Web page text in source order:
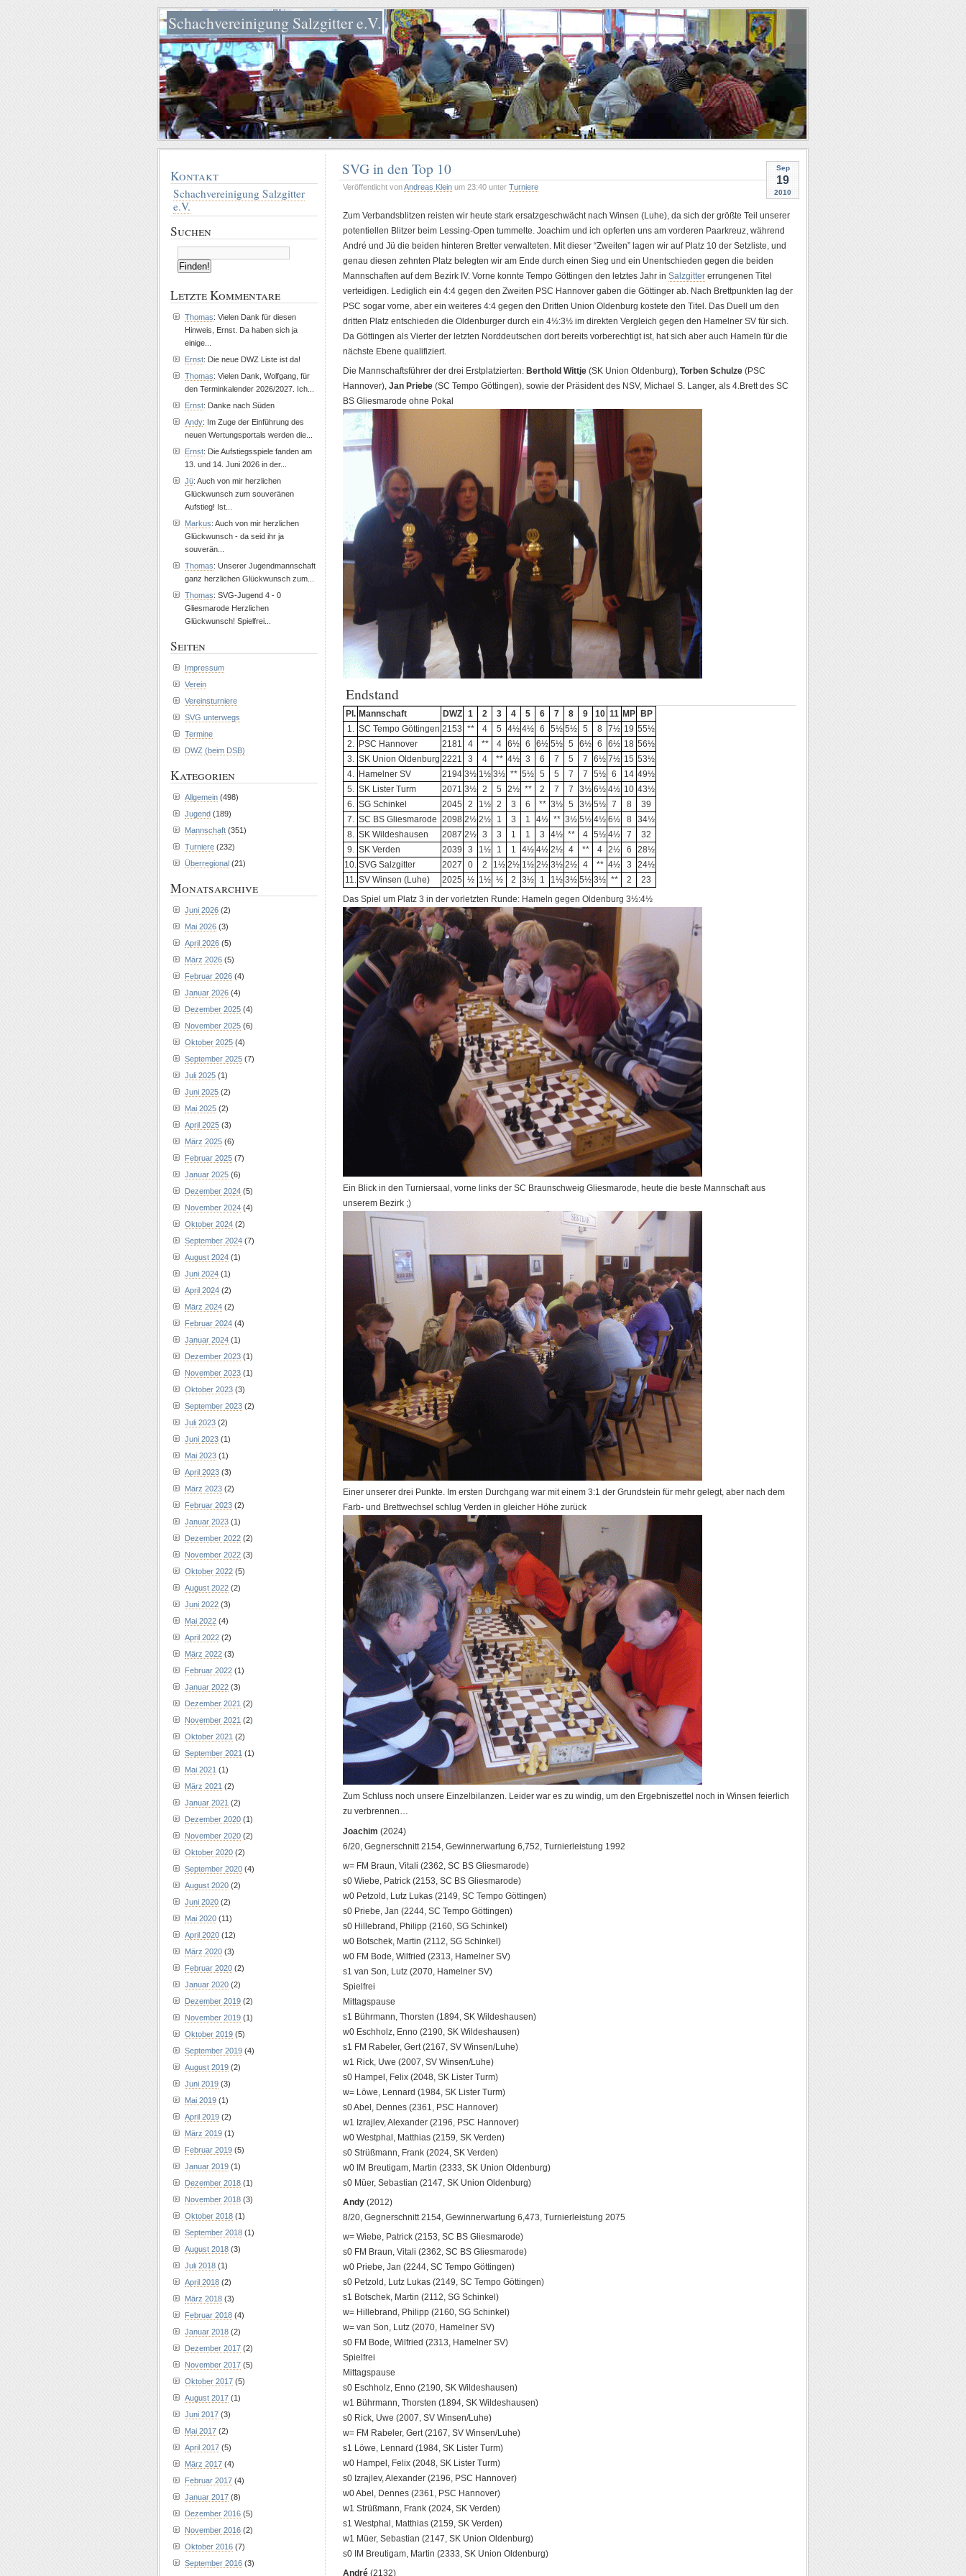
Schachvereinigung Salzgitter e.V.
Sep
19
2010
SVG in den Top 10
Veröffentlicht vonAndreas Klein um 23:40 unter Turniere
Zum Verbandsblitzen reisten wir heute stark ersatzgeschwächt nach Winsen (Luhe), da sich der größte Teil unserer
potentiellen Blitzer beim Lessing-Open tummelte. Joachim und ich opferten uns am vorderen Paarkreuz, während
André und Jü die beiden hinteren Bretter verwalteten. Mit dieser “Zweiten” lagen wir auf Platz 10 der Setzliste, und
genau diesen zehnten Platz belegten wir am Ende durch einen Sieg und ein Unentschieden gegen die beiden
Mannschaften auf dem Bezirk IV. Vorne konnte Tempo Göttingen den letztes Jahr in Salzgitter errungenen Titel
verteidigen. Lediglich ein 4:4 gegen den Zweiten PSC Hannover gaben die Göttinger ab. Nach Brettpunkten lag der
PSC sogar vorne, aber ein weiteres 4:4 gegen den Dritten Union Oldenburg kostete den Titel. Das Duell um den
dritten Platz entschieden die Oldenburger durch ein 4½:3½ im direkten Vergleich gegen den Hamelner SV für sich.
Da Göttingen als Vierter der letzten Norddeutschen dort bereits vorberechtigt ist, hat sich aber auch Hameln für die
nächste Ebene qualifiziert.
Die Mannschaftsführer der drei Erstplatzierten: Berthold Wittje (SK Union Oldenburg), Torben Schulze (PSC
Hannover), Jan Priebe (SC Tempo Göttingen), sowie der Präsident des NSV, Michael S. Langer, als 4.Brett des SC
BS Gliesmarode ohne Pokal
Endstand
Pl. Mannschaft DWZ 1 2 3 4 5 6 7 8 9 10 11 MP
BP
1. SC Tempo Göttingen 2153 ** 4 5 4½ 4½ 6 5½ 5½ 5 8 7½ 19 55½
2.
PSC Hannover 2181 4 ** 4 6½ 6 6½ 5½ 5 6½ 6 6½ 18 56½
3. SK Union Oldenburg 2221 3 4 ** 4½ 3 6 7 5 7 6½ 7½ 15 53½
4.
Hamelner SV 2194 3½ 1½ 3½ ** 5½ 5 5 7 7 5½ 6 14 49½
5. SK Lister Turm 2071 3½ 2 5 2½ ** 2 7 7 3½ 6½ 4½ 10 43½
6. SG Schinkel 2045 2 1½ 2 3 6 ** 3½ 5 3½ 5½ 7 8
39
7. SC BS Gliesmarode 2098 2½ 2½ 1 3 1 4½ ** 3½ 5½ 4½ 6½ 8
34½
8. SK Wildeshausen 2087 2½ 3 3 1 1 3 4½ ** 4 5½ 4½ 7
32
9. SK Verden 2039 3 1½ 1 1 4½ 4½ 2½ 4 ** 4 2½ 6
28½
10. SVG Salzgitter 2027 0 2 1½ 2½ 1½ 2½ 3½ 2½ 4 ** 4½ 3
24½
11. SV Winsen (Luhe) 2025 ½ 1½ ½ 2 3½ 1 1½ 3½ 5½ 3½ ** 2
23
Das Spiel um Platz 3 in der vorletzten Runde: Hameln gegen Oldenburg 3½:4½
Ein Blick in den Turniersaal, vorne links der SC Braunschweig Gliesmarode, heute die beste Mannschaft aus
unserem Bezirk ;)
Einer unserer drei Punkte. Im ersten Durchgang war mit einem 3:1 der Grundstein für mehr gelegt, aber nach dem
Farb- und Brettwechsel schlug Verden in gleicher Höhe zurück
Zum Schluss noch unsere Einzelbilanzen. Leider war es zu windig, um den Ergebniszettel noch in Winsen feierlich
zu verbrennen…
Joachim (2024)
6/20, Gegnerschnitt 2154, Gewinnerwartung 6,752, Turnierleistung 1992
w= FM Braun, Vitali (2362, SC BS Gliesmarode)
s0 Wiebe, Patrick (2153, SC BS Gliesmarode)
w0 Petzold, Lutz Lukas (2149, SC Tempo Göttingen)
s0 Priebe, Jan (2244, SC Tempo Göttingen)
s0 Hillebrand, Philipp (2160, SG Schinkel)
w0 Botschek, Martin (2112, SG Schinkel)
w0 FM Bode, Wilfried (2313, Hamelner SV)
s1 van Son, Lutz (2070, Hamelner SV)
Spielfrei
Mittagspause
s1 Bührmann, Thorsten (1894, SK Wildeshausen)
w0 Eschholz, Enno (2190, SK Wildeshausen)
s1 FM Rabeler, Gert (2167, SV Winsen/Luhe)
w1 Rick, Uwe (2007, SV Winsen/Luhe)
s0 Hampel, Felix (2048, SK Lister Turm)
w= Löwe, Lennard (1984, SK Lister Turm)
s0 Abel, Dennes (2361, PSC Hannover)
w1 Izrajlev, Alexander (2196, PSC Hannover)
w0 Westphal, Matthias (2159, SK Verden)
s0 Strüßmann, Frank (2024, SK Verden)
w0 IM Breutigam, Martin (2333, SK Union Oldenburg)
s0 Müer, Sebastian (2147, SK Union Oldenburg)
Andy (2012)
8/20, Gegnerschnitt 2154, Gewinnerwartung 6,473, Turnierleistung 2075
w= Wiebe, Patrick (2153, SC BS Gliesmarode)
s0 FM Braun, Vitali (2362, SC BS Gliesmarode)
w0 Priebe, Jan (2244, SC Tempo Göttingen)
s0 Petzold, Lutz Lukas (2149, SC Tempo Göttingen)
s1 Botschek, Martin (2112, SG Schinkel)
w= Hillebrand, Philipp (2160, SG Schinkel)
w= van Son, Lutz (2070, Hamelner SV)
s0 FM Bode, Wilfried (2313, Hamelner SV)
Spielfrei
Mittagspause
s0 Eschholz, Enno (2190, SK Wildeshausen)
w1 Bührmann, Thorsten (1894, SK Wildeshausen)
s0 Rick, Uwe (2007, SV Winsen/Luhe)
w= FM Rabeler, Gert (2167, SV Winsen/Luhe)
s1 Löwe, Lennard (1984, SK Lister Turm)
w0 Hampel, Felix (2048, SK Lister Turm)
s0 Izrajlev, Alexander (2196, PSC Hannover)
w0 Abel, Dennes (2361, PSC Hannover)
w1 Strüßmann, Frank (2024, SK Verden)
s1 Westphal, Matthias (2159, SK Verden)
w1 Müer, Sebastian (2147, SK Union Oldenburg)
s0 IM Breutigam, Martin (2333, SK Union Oldenburg)
André (2132)
Kontakt
Schachvereinigung Salzgitter
e.V.
Suchen
Letzte Kommentare
Thomas: Vielen Dank für diesen
Hinweis, Ernst. Da haben sich ja
einige...
Ernst: Die neue DWZ Liste ist da!
Thomas: Vielen Dank, Wolfgang, für
den Terminkalender 2026/2027. Ich...
Ernst: Danke nach Süden
Andy: Im Zuge der Einführung des
neuen Wertungsportals werden die...
Ernst: Die Aufstiegsspiele fanden am
13. und 14. Juni 2026 in der...
Jü: Auch von mir herzlichen
Glückwunsch zum souveränen
Aufstieg! Ist...
Markus: Auch von mir herzlichen
Glückwunsch - da seid ihr ja
souverän...
Thomas: Unserer Jugendmannschaft
ganz herzlichen Glückwunsch zum...
Thomas: SVG-Jugend 4 - 0
Gliesmarode Herzlichen
Glückwunsch! Spielfrei...
Seiten
Impressum
Verein
Vereinsturniere
SVG unterwegs
Termine
DWZ (beim DSB)
Kategorien
Allgemein (498)
Jugend (189)
Mannschaft (351)
Turniere (232)
Überregional (21)
Monatsarchive
Juni 2026 (2)
Mai 2026 (3)
April 2026 (5)
März 2026 (5)
Februar 2026 (4)
Januar 2026 (4)
Dezember 2025 (4)
November 2025 (6)
Oktober 2025 (4)
September 2025 (7)
Juli 2025 (1)
Juni 2025 (2)
Mai 2025 (2)
April 2025 (3)
März 2025 (6)
Februar 2025 (7)
Januar 2025 (6)
Dezember 2024 (5)
November 2024 (4)
Oktober 2024 (2)
September 2024 (7)
August 2024 (1)
Juni 2024 (1)
April 2024 (2)
März 2024 (2)
Februar 2024 (4)
Januar 2024 (1)
Dezember 2023 (1)
November 2023 (1)
Oktober 2023 (3)
September 2023 (2)
Juli 2023 (2)
Juni 2023 (1)
Mai 2023 (1)
April 2023 (3)
März 2023 (2)
Februar 2023 (2)
Januar 2023 (1)
Dezember 2022 (2)
November 2022 (3)
Oktober 2022 (5)
August 2022 (2)
Juni 2022 (3)
Mai 2022 (4)
April 2022 (2)
März 2022 (3)
Februar 2022 (1)
Januar 2022 (3)
Dezember 2021 (2)
November 2021 (2)
Oktober 2021 (2)
September 2021 (1)
Mai 2021 (1)
März 2021 (2)
Januar 2021 (2)
Dezember 2020 (1)
November 2020 (2)
Oktober 2020 (2)
September 2020 (4)
August 2020 (2)
Juni 2020 (2)
Mai 2020 (11)
April 2020 (12)
März 2020 (3)
Februar 2020 (2)
Januar 2020 (2)
Dezember 2019 (2)
November 2019 (1)
Oktober 2019 (5)
September 2019 (4)
August 2019 (2)
Juni 2019 (3)
Mai 2019 (1)
April 2019 (2)
März 2019 (1)
Februar 2019 (5)
Januar 2019 (1)
Dezember 2018 (1)
November 2018 (3)
Oktober 2018 (1)
September 2018 (1)
August 2018 (3)
Juli 2018 (1)
April 2018 (2)
März 2018 (3)
Februar 2018 (4)
Januar 2018 (2)
Dezember 2017 (2)
November 2017 (5)
Oktober 2017 (5)
August 2017 (1)
Juni 2017 (3)
Mai 2017 (2)
April 2017 (5)
März 2017 (4)
Februar 2017 (4)
Januar 2017 (8)
Dezember 2016 (5)
November 2016 (2)
Oktober 2016 (7)
September 2016 (3)